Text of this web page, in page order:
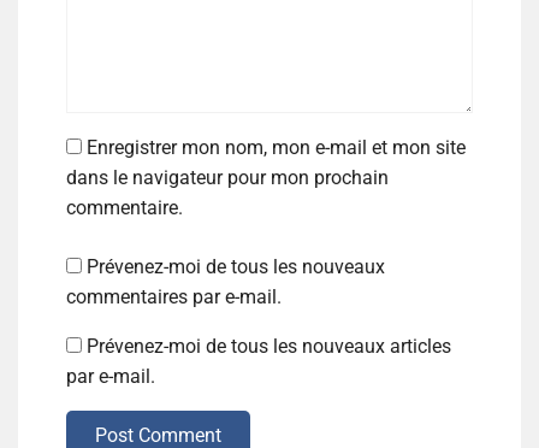
Enregistrer mon nom, mon e-mail et mon site
dans le navigateur pour mon prochain
commentaire.
Prévenez-moi de tous les nouveaux
commentaires par e-mail.
Prévenez-moi de tous les nouveaux articles
par e-mail.
Post Comment